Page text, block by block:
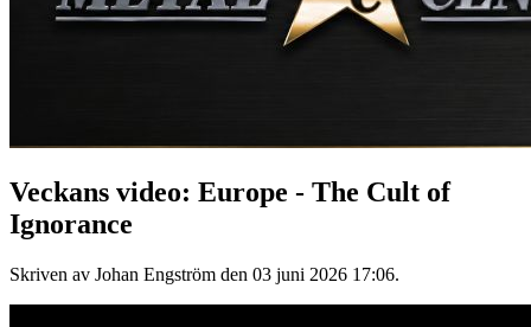
Veckans video: Europe - The Cult of
Ignorance
Skriven av Johan Engström den 03 juni 2026 17:06.